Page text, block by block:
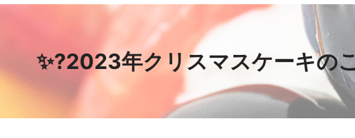
✨?2023年クリスマスケーキの